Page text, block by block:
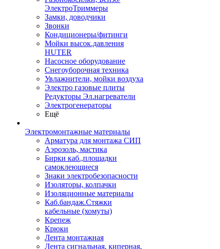
ЭлектроТриммеры
Замки, доводчики
Звонки
Кондиционеры/фитинги
Мойки высок.давления
HUTER
Насосное оборудование
Снегоуборочная техника
Увлажнители, мойки воздуха
Электро газовые плиты
Редукторы Эл.нагреватели
Электрогенераторы
Ещё
Электромонтажные материалы
Арматура для монтажа СИП
Аэрозоль, мастика
Бирки каб.,площадки
самоклеющиеся
Знаки электробезопасности
Изоляторы, колпачки
Изоляционные материалы
Каб.бандаж.Стяжки
кабельные (хомуты)
Крепеж
Крюки
Лента монтажная
Лента сигнальная, киперная,